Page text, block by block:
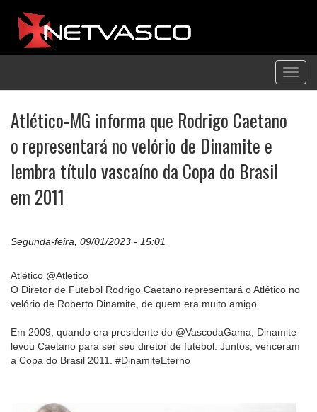
Atlético-MG informa que Rodrigo Caetano
o representará no velório de Dinamite e
lembra título vascaíno da Copa do Brasil
em 2011
Segunda-feira, 09/01/2023 - 15:01
Atlético @Atletico
O Diretor de Futebol Rodrigo Caetano representará o Atlético no
velório de Roberto Dinamite, de quem era muito amigo.
Em 2009, quando era presidente do @VascodaGama, Dinamite
levou Caetano para ser seu diretor de futebol. Juntos, venceram
a Copa do Brasil 2011. #DinamiteEterno